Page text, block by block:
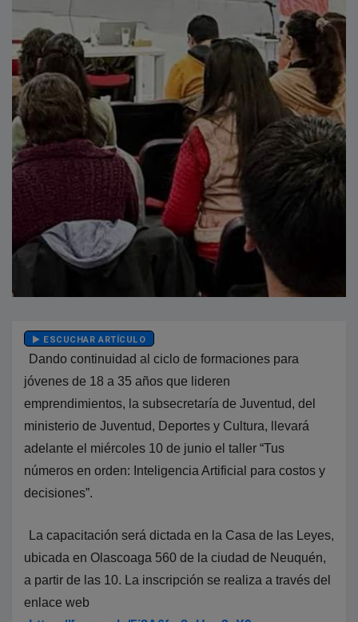
ESCUCHAR ARTÍCULO
Dando continuidad al ciclo de formaciones para
jóvenes de 18 a 35 años que lideren
emprendimientos, la subsecretaría de Juventud, del
ministerio de Juventud, Deportes y Cultura, llevará
adelante el miércoles 10 de junio el taller “Tus
números en orden: Inteligencia Artificial para costos y
decisiones”.
La capacitación será dictada en la Casa de las Leyes,
ubicada en Olascoaga 560 de la ciudad de Neuquén,
a partir de las 10. La inscripción se realiza a través del
enlace web